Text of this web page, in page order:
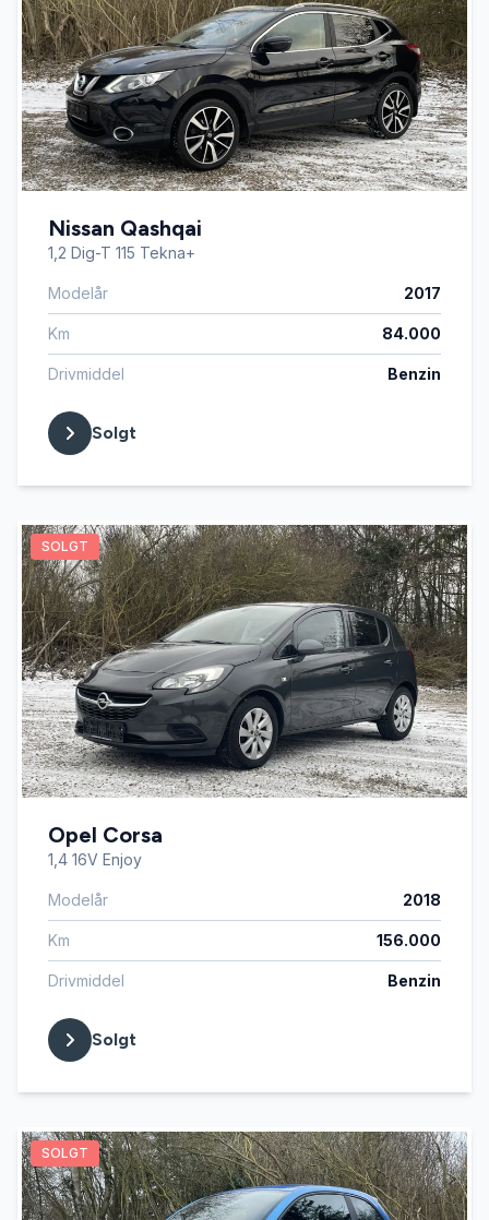
Nissan Qashqai
1,2 Dig-T 115 Tekna+
Modelår 2017
Km 84.000
Drivmiddel Benzin
Solgt
SOLGT
Opel Corsa
1,4 16V Enjoy
Modelår 2018
Km 156.000
Drivmiddel Benzin
Solgt
SOLGT